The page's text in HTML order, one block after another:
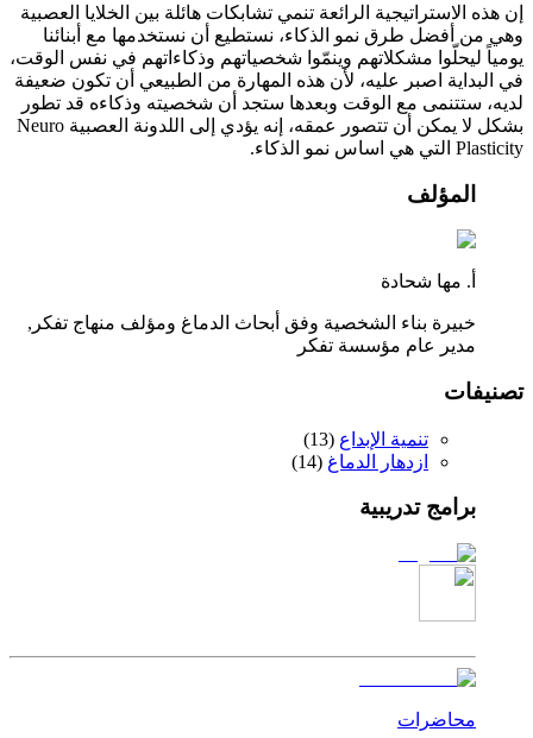
إن هذه الاستراتيجية الرائعة تنمي تشابكات هائلة بين الخلايا العصبية
وهي من أفضل طرق نمو الذكاء، نستطيع أن نستخدمها مع أبنائنا
يومياً ليحلّوا مشكلاتهم وينمّوا شخصياتهم وذكاءاتهم في نفس الوقت،
في البداية اصبر عليه، لأن هذه المهارة من الطبيعي أن تكون ضعيفة
لديه، ستتنمى مع الوقت وبعدها ستجد أن شخصيته وذكاءه قد تطور
بشكل لا يمكن أن تتصور عمقه، إنه يؤدي إلى اللدونة العصبية Neuro
Plasticity التي هي اساس نمو الذكاء.
المؤلف
أ. مها شحادة
خبيرة بناء الشخصية وفق أبحاث الدماغ ومؤلف منهاج تفكر,
مدير عام مؤسسة تفكر
تصنيفات
تنمية الإبداع (
13
)
ازدهار الدماغ (
14
)
برامج تدريبية
محاضرات